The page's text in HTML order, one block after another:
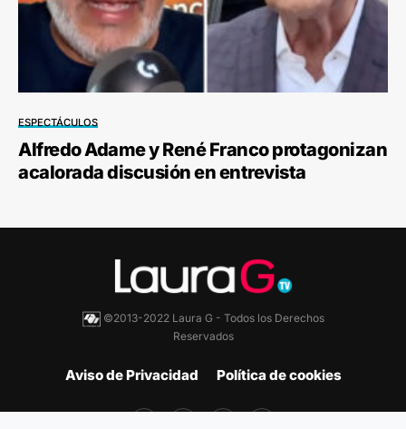
ESPECTÁCULOS
Alfredo Adame y René Franco protagonizan
acalorada discusión en entrevista
©2013-2022 Laura G - Todos los Derechos
Reservados
Aviso de Privacidad Política de cookies